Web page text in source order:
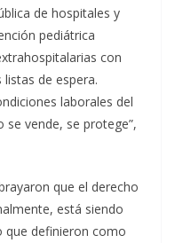
de hospitales y
pediátrica
con
de espera.
laborales del
se vende, se protege”,
que el derecho
está siendo
que definieron como